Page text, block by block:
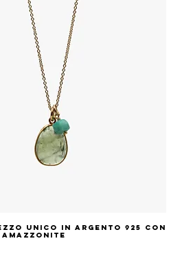
Quick View
unico in argento 925 con